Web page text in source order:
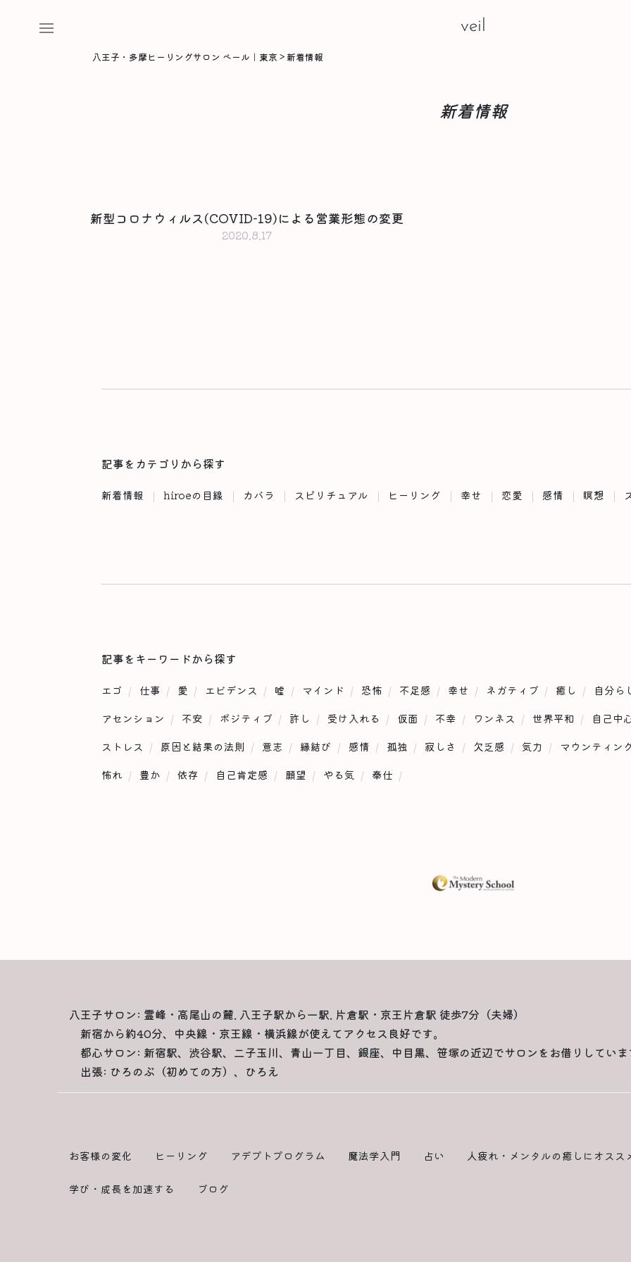
veil
八王子・多摩ヒーリングサロン ベール｜東京 > 新着情報
新着情報
新型コロナウィルス(COVID-19)による営業形態の変更
2020.8.17
記事をカテゴリから探す
新着情報 hiroeの目線 カバラ スピリチュアル ヒーリング 幸せ 恋愛 感情 瞑想
記事をキーワードから探す
エゴ 仕事 愛 エビデンス 嘘 マインド 恐怖 不足感 幸せ ネガティブ 癒し 自分ら
アセンション
不安 ポジティブ 許し 受け入れる 仮面 不幸 ワンネス 世界平和 自己中
ストレス
原因と結果の法則 意志 縁結び 感情 孤独 寂しさ 欠乏感 気力 マウンティン
怖れ
豊か 依存 自己肯定感 願望 やる気 奉仕
八王子サロン: 霊峰・高尾山の麓. 八王子駅から一駅. 片倉駅・京王片倉駅 徒歩7分（夫婦）
新宿から約40分、中央線・京王線・横浜線が使えてアクセス良好です。
都心サロン: 新宿駅、渋谷駅、二子玉川、青山一丁目、銀座、中目黒、笹塚の近辺でサロンをお借りしていま
出張: ひろのぶ（初めての方）、ひろえ
お客様の変化 ヒーリング アデプトプログラム 魔法学入門 占い 人疲れ・メンタルの癒しにオスス
学び・成長を加速する ブログ